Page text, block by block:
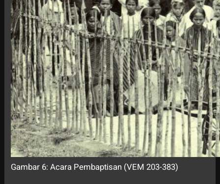
Gambar 6: Acara Pembaptisan (VEM 203-383)